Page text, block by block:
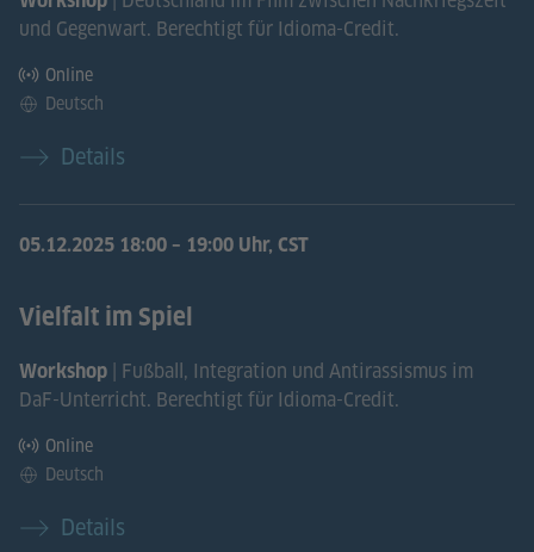
und Gegenwart. Berechtigt für Idioma-Credit.
Online
Deutsch
Details
05.12.2025 18:00 – 19:00 Uhr, CST
Vielfalt im Spiel
Workshop | Fußball, Integration und Antirassismus im
DaF-Unterricht. Berechtigt für Idioma-Credit.
Online
Deutsch
Details